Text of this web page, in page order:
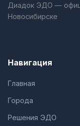
Диадок ЭДО —
Новосибирске
Навигация
Главная
Города
Решения ЭДО